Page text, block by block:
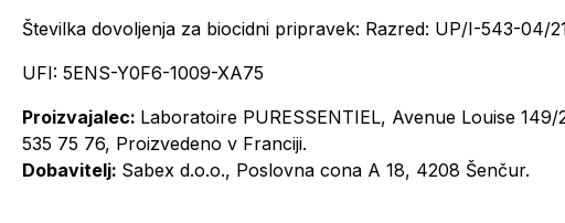
Številka dovoljenja za biocidni pripravek: Razred: UP/I-543-04/
UFI: 5ENS-Y0F6-1009-XA75
Proizvajalec: Laboratoire PURESSENTIEL, Avenue Louise
535 75 76, Proizvedeno v Franciji.
Dobavitelj: Sabex d.o.o., Poslovna cona A 18, 4208 Šenčur.